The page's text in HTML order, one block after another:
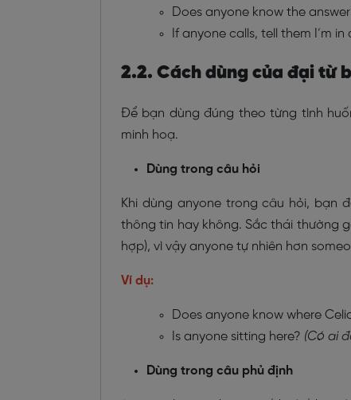
Does anyone know the
If anyone calls, tell them I’m in
2.2. Cách dùng của đại từ
Để bạn dùng đúng theo từng tình
minh hoạ.
Dùng trong câu hỏi
Khi dùng anyone trong câu hỏi, bạn
thông tin hay không. Sắc thái thường
hợp), vì vậy anyone tự nhiên hơn
Ví dụ:
Does anyone know where
Is anyone sitting here? (Có ai
Dùng trong câu phủ định